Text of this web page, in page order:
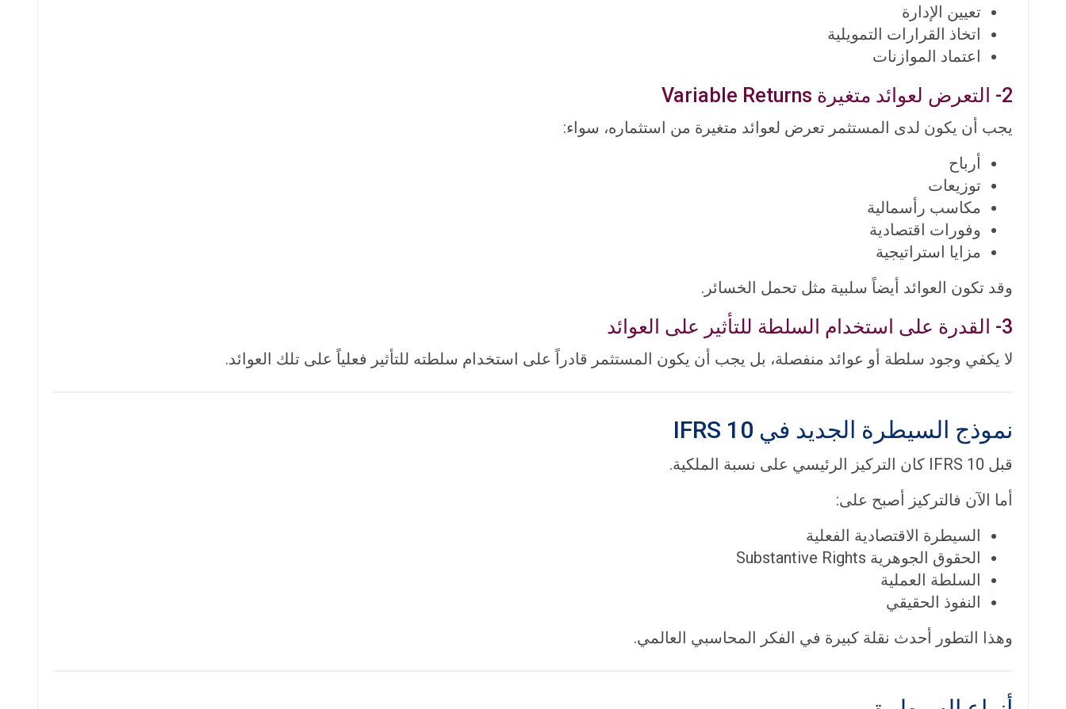
تعيين الإدارة
اتخاذ القرارات التمويلية
اعتماد الموازنات
2- التعرض لعوائد متغيرة Variable Returns
يجب أن يكون لدى المستثمر تعرض لعوائد متغيرة من استثماره، سواء:
أرباح
توزيعات
مكاسب رأسمالية
وفورات اقتصادية
مزايا استراتيجية
وقد تكون العوائد أيضاً سلبية مثل تحمل الخسائر.
3- القدرة على استخدام السلطة للتأثير على العوائد
لا يكفي وجود سلطة أو عوائد منفصلة، بل يجب أن يكون المستثمر قادراً على استخدام سلطته للتأثير فعلياً على تلك العوائد.
نموذج السيطرة الجديد في IFRS 10
قبل IFRS 10 كان التركيز الرئيسي على نسبة الملكية.
أما الآن فالتركيز أصبح على:
السيطرة الاقتصادية الفعلية
الحقوق الجوهرية Substantive Rights
السلطة العملية
النفوذ الحقيقي
وهذا التطور أحدث نقلة كبيرة في الفكر المحاسبي العالمي.